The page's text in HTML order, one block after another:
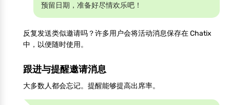
预留日期，准备好尽情欢乐吧！
反复发送类似邀请吗？许多用户会将活动消息保存在 Chatix
中，以便随时使用。
跟进与提醒邀请消息
大多数人都会忘记。提醒能够提高出席率。